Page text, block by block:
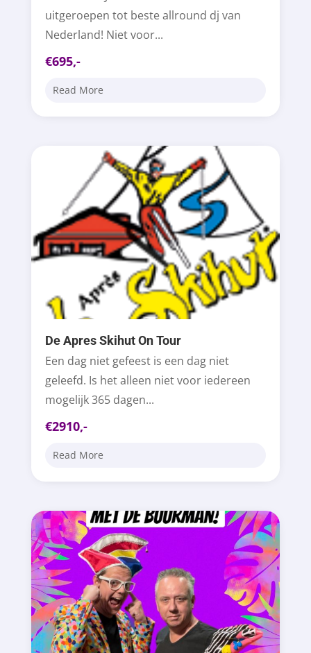
uitgeroepen tot beste allround dj van
Nederland! Niet voor...
€695,-
Read More
De Apres Skihut On Tour
Een dag niet gefeest is een dag niet
geleefd. Is het alleen niet voor iedereen
mogelijk 365 dagen...
€2910,-
Read More